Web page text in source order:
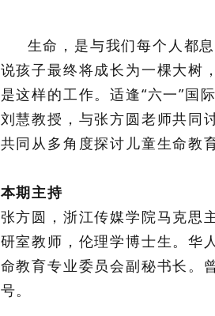
生命，是与我们每个人都
说孩子最终将成长为一棵大树
是这样的工作。适逢“六一”国
刘慧教授，与张方圆老师共同
共同从多角度探讨儿童生命教
本期主持
张方圆，浙江传媒学院马克思
研室教师，伦理学博士生。华
命教育专业委员会副秘书长。
号。